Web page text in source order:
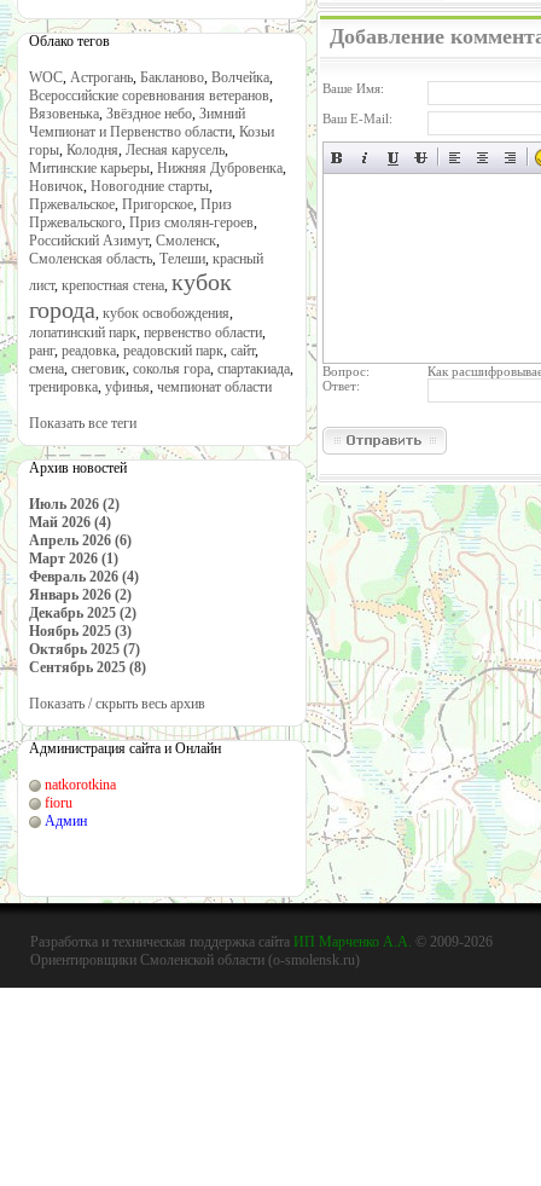
Облако тегов
WOC, Астрогань, Бакланово, Волчейка,
Всероссийские соревнования ветеранов,
Вязовенька, Звёздное небо, Зимний
Чемпионат и Первенство области, Козьи
горы, Колодня, Лесная карусель,
Митинские карьеры, Нижняя Дубровенка,
Новичок, Новогодние старты,
Пржевальское, Пригорское, Приз
Пржевальского, Приз смолян-героев,
Российский Азимут, Смоленск,
Смоленская область, Телеши, красный
лист, крепостная стена, кубок
города, кубок освобождения,
лопатинский парк, первенство области,
ранг, реадовка, реадовский парк, сайт,
смена, снеговик, соколья гора, спартакиада,
тренировка, уфинья, чемпионат области
Показать все теги
Архив новостей
Июль 2026 (2)
Май 2026 (4)
Апрель 2026 (6)
Март 2026 (1)
Февраль 2026 (4)
Январь 2026 (2)
Декабрь 2025 (2)
Ноябрь 2025 (3)
Октябрь 2025 (7)
Сентябрь 2025 (8)
Показать / скрыть весь архив
Администрация сайта и Онлайн
natkorotkina
fioru
Админ
Добавление
Ваше Имя:
Ваш E-Mail:
Вопрос:
Как
Ответ:
Разработка и техническая поддержка сайта ИП Марченко А.А. © 2009-2026
Ориентировщики Смоленской области (o-smolensk.ru)